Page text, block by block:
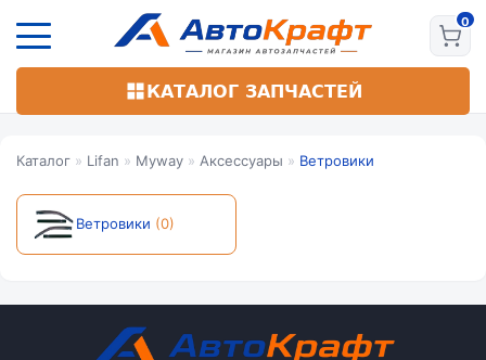
основному
КАТАЛОГ ЗАПЧАСТЕЙ
Каталог » Lifan » Myway » Аксессуары » Ветровики
Ветровики (0)